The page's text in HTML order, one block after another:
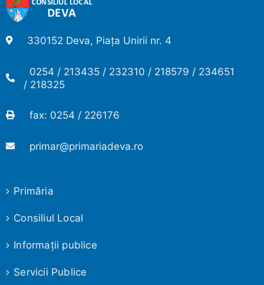
330152 Deva, Piața Unirii nr. 4
0254 / 213435 / 232310 / 218579 / 234651
/ 218325
fax: 0254 / 226176
primar@primariadeva.ro
Primăria
Consiliul Local
Informaţii publice
Servicii Publice